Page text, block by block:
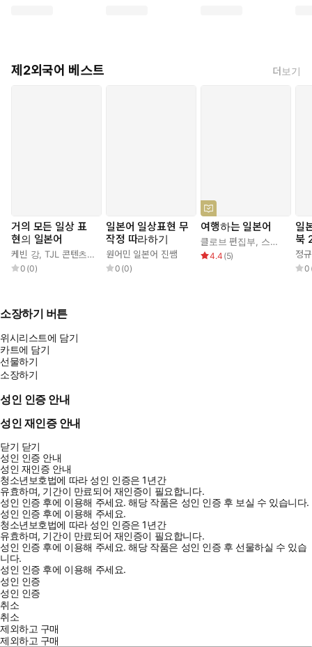
제2외국어 베스트 더보기
거의 모든 일상 표
현의 일본어
케빈 강,TJL 콘텐츠 연구소
0 (0)
일본어 일상표현 무
작정 따라하기
원어민 일본어 진쌤
0 (0)
여행하는 일본어
클로브 편집부, 스미레
4.4 (5)
일
북
정
0
소장하기 버튼
위시리스트에 담기
카트에 담기
선물하기
소장하기
성인 인증 안내
성인 재인증 안내
닫기 닫기
성인 인증 안내
성인 재인증 안내
청소년보호법에 따라 성인 인증은 1년간
유효하며, 기간이 만료되어 재인증이 필요합니다.
성인 인증 후에 이용해 주세요.해당 작품은 성인 인증 후 보실 수 있습니다.
성인 인증 후에 이용해 주세요.
청소년보호법에 따라 성인 인증은 1년간
유효하며, 기간이 만료되어 재인증이 필요합니다.
성인 인증 후에 이용해 주세요.해당 작품은 성인 인증 후 선물하실 수 있습
니다.
성인 인증 후에 이용해 주세요.
성인 인증
성인 인증
취소
취소
제외하고 구매
제외하고 구매